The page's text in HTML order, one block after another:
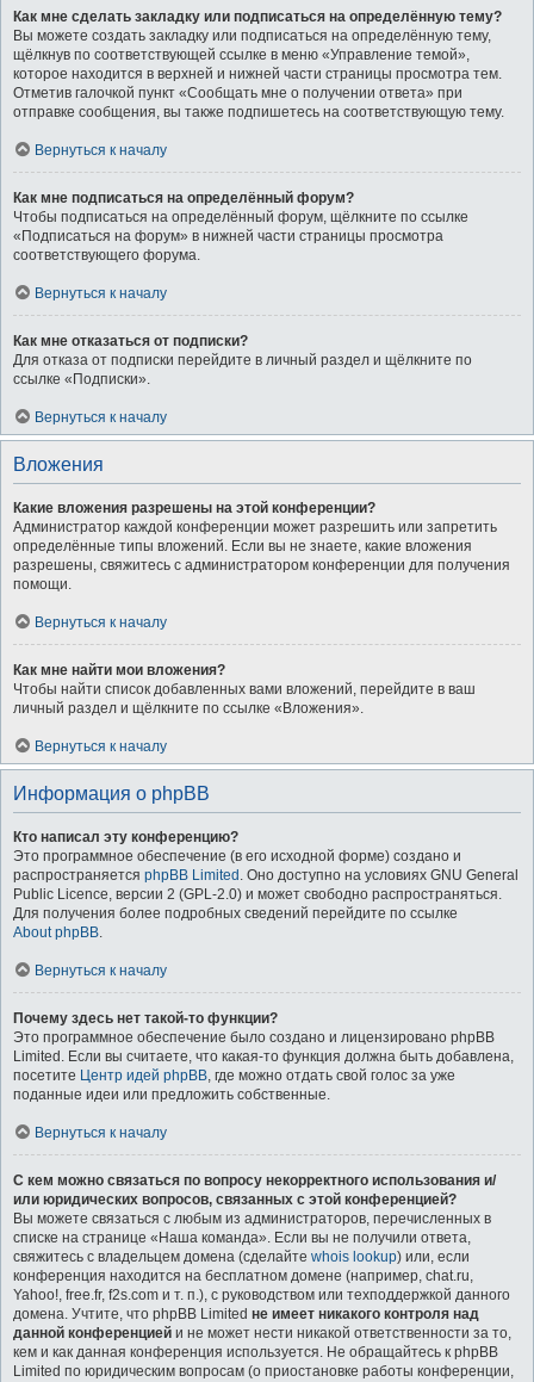
Как мне сделать закладку или подписаться на определённую тему?
Вы можете создать закладку или подписаться на определённую тему,
щёлкнув по соответствующей ссылке в меню «Управление темой»,
которое находится в верхней и нижней части страницы просмотра тем.
Отметив галочкой пункт «Сообщать мне о получении ответа» при
отправке сообщения, вы также подпишетесь на соответствующую тему.
Вернуться к началу
Как мне подписаться на определённый форум?
Чтобы подписаться на определённый форум, щёлкните по ссылке
«Подписаться на форум» в нижней части страницы просмотра
соответствующего форума.
Вернуться к началу
Как мне отказаться от подписки?
Для отказа от подписки перейдите в личный раздел и щёлкните по
ссылке «Подписки».
Вернуться к началу
Вложения
Какие вложения разрешены на этой конференции?
Администратор каждой конференции может разрешить или запретить
определённые типы вложений. Если вы не знаете, какие вложения
разрешены, свяжитесь с администратором конференции для получения
помощи.
Вернуться к началу
Как мне найти мои вложения?
Чтобы найти список добавленных вами вложений, перейдите в ваш
личный раздел и щёлкните по ссылке «Вложения».
Вернуться к началу
Информация о phpBB
Кто написал эту конференцию?
Это программное обеспечение (в его исходной форме) создано и
распространяется phpBB Limited . Оно доступно на условиях GNU General
Public Licence, версии 2 (GPL-2.0) и может свободно распространяться.
Для получения более подробных сведений перейдите по ссылке
About phpBB.
Вернуться к началу
Почему здесь нет такой-то функции?
Это программное обеспечение было создано и лицензировано phpBB
Limited. Если вы считаете, что какая-то функция должна быть добавлена,
посетите Центр идей phpBB, где можно отдать свой голос за уже
поданные идеи или предложить собственные.
Вернуться к началу
С кем можно связаться по вопросу некорректного использования и/
или юридических вопросов, связанных с этой конференцией?
Вы можете связаться с любым из администраторов, перечисленных в
списке на странице «Наша команда». Если вы не получили ответа,
свяжитесь с владельцем домена (сделайте whois lookup) или, если
конференция находится на бесплатном домене (например, chat.ru,
Yahoo!, free.fr, f2s.com и т. п.), с руководством или техподдержкой данного
домена. Учтите, что phpBB Limited не имеет никакого контроля над
данной конференцией и не может нести никакой ответственности за то,
кем и как данная конференция используется. Не обращайтесь к phpBB
Limited по юридическим вопросам (о приостановке работы конференции,